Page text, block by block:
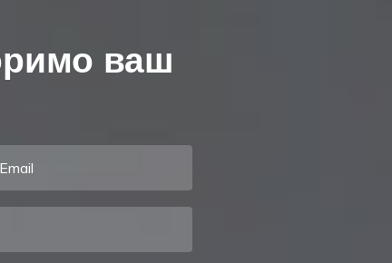
ваш